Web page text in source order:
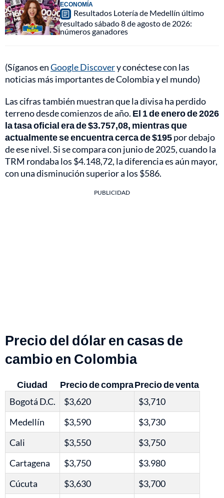
ECONOMÍA
Resultados Lotería de Medellín último
resultado sábado 8 de agosto de 2026:
números ganadores
(Síganos enGoogle Discovery conéctese con las
noticias más importantes de Colombia y el mundo)
Las cifras también muestran que la divisa ha perdido
terreno desde comienzos de año. El 1 de enero de 2026
la tasa oficial era de $3.757,08, mientras que
actualmente se encuentra cerca de $195por debajo
de ese nivel. Si se compara con junio de 2025, cuando la
TRM rondaba los $4.148,72, la diferencia es aún mayor,
con una disminución superior a los $586.
PUBLICIDAD
Precio del dólar en casas de
cambio en Colombia
Ciudad Precio de compraPrecio de venta
Bogotá D.C.
$3,620
$3,710
Medellín
$3,590
$3,730
Cali
$3,550
$3,750
Cartagena
$3,750
$3.980
Cúcuta
$3,630
$3,700